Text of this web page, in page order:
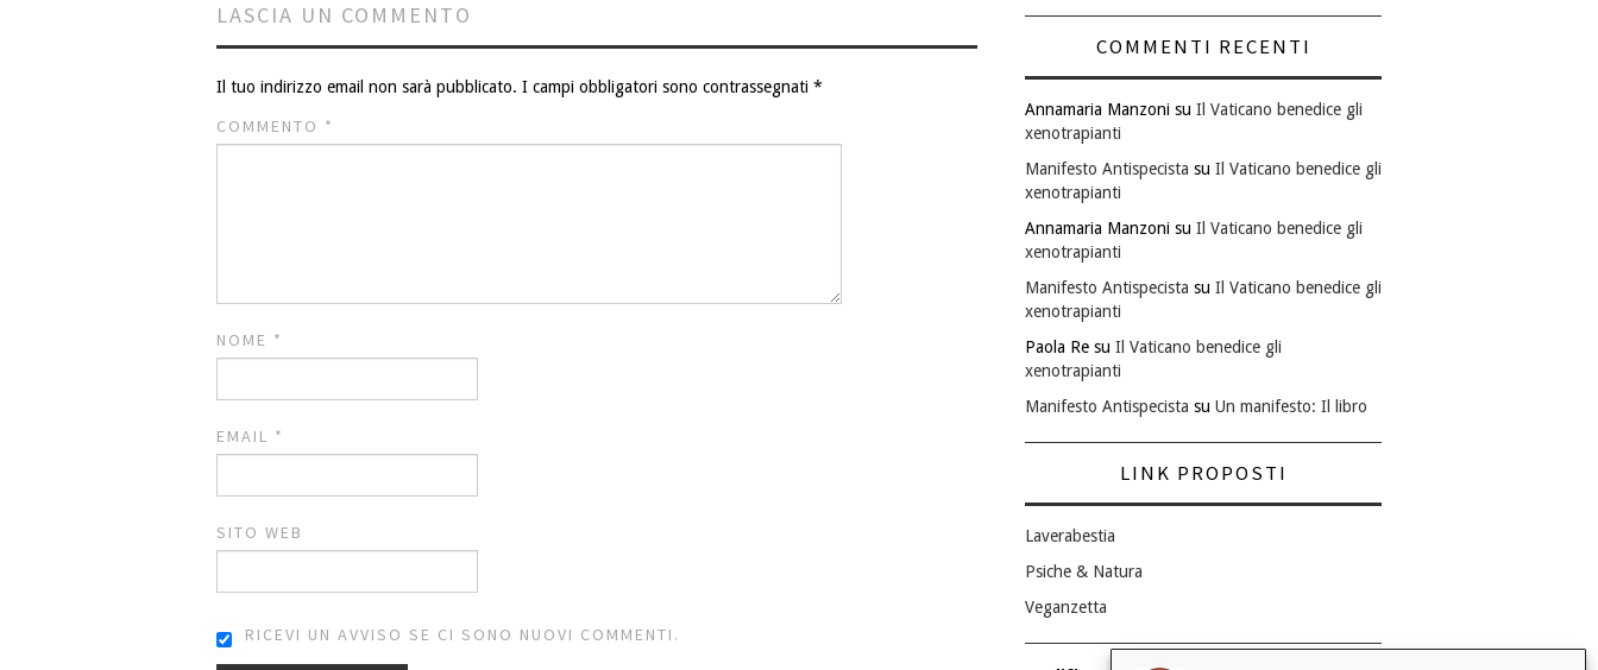
LASCIA UN COMMENTO
Il tuo indirizzo email non sarà pubblicato. I campi obbligatori sono contrassegnati *
COMMENTO *
NOME *
EMAIL *
SITO WEB
RICEVI UN AVVISO SE CI SONO NUOVI COMMENTI.
COMMENTI RECENTI
Annamaria Manzoni su Il Vaticano benedice gli
xenotrapianti
Manifesto Antispecista su Il Vaticano benedice gli
xenotrapianti
Annamaria Manzoni su Il Vaticano benedice gli
xenotrapianti
Manifesto Antispecista su Il Vaticano benedice gli
xenotrapianti
Paola Re su Il Vaticano benedice gli
xenotrapianti
Manifesto Antispecista su Un manifesto: Il libro
LINK PROPOSTI
Laverabestia
Psiche & Natura
Veganzetta